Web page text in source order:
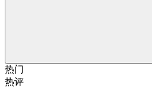
热门
热评